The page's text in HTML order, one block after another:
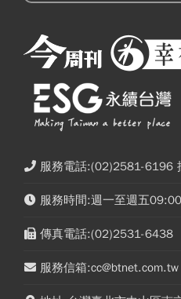
服務電話:(02)2581-6196
服務時間:週一至週五
傳真電話:(02)2531-6438
服務信箱:cc@btnet.com.tw